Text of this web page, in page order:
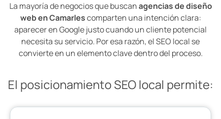
La mayoría de negocios que buscanagencias de diseño
web en Camarlescomparten una intención clara:
aparecer en Google justo cuando un cliente potencial
necesita su servicio. Por esa razón, el SEO local se
convierte en un elemento clave dentro del proceso.
El posicionamiento SEO local permite: